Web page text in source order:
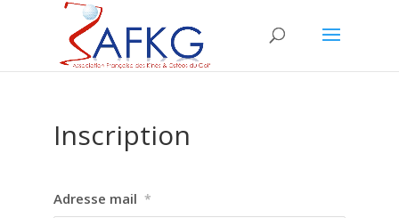
Inscription
Adresse mail *